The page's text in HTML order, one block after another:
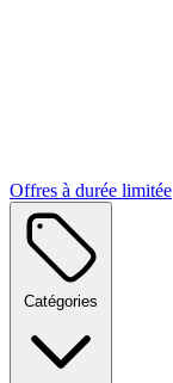
Offres à durée limitée
Catégories